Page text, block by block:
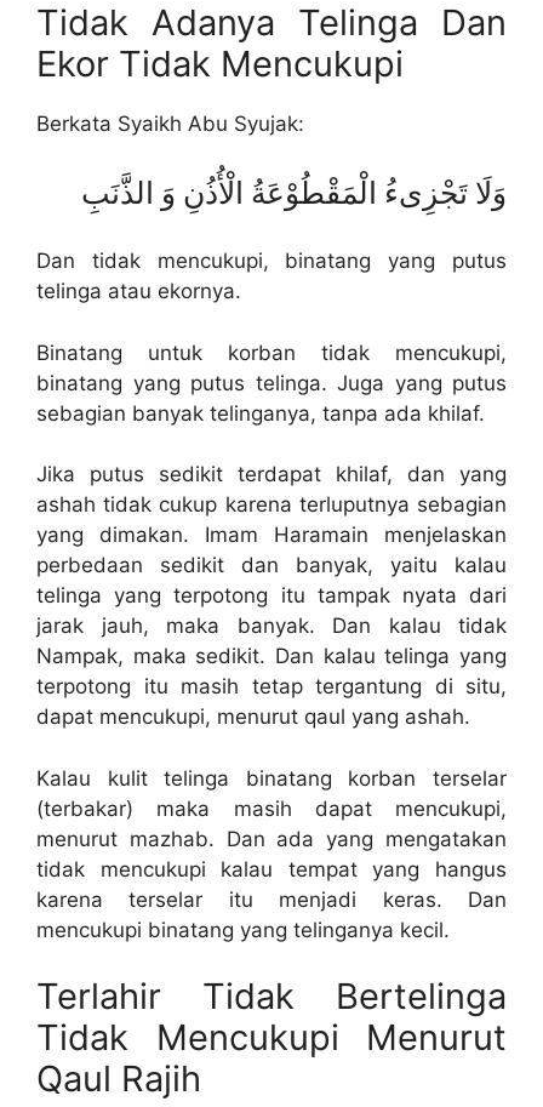
Tidak Adanya Telinga Dan
Ekor Tidak Mencukupi
Berkata Syaikh Abu Syujak:
وَلَا تَجْزِىءُ الْمَقْطُوْعَةُ الْأُذُنِ وَ الذَّنَبِ
Dan tidak mencukupi, binatang yang putus
telinga atau ekornya.
Binatang untuk korban tidak mencukupi,
binatang yang putus telinga. Juga yang putus
sebagian banyak telinganya, tanpa ada khilaf.
Jika putus sedikit terdapat khilaf, dan yang
ashah tidak cukup karena terluputnya sebagian
yang dimakan. Imam Haramain menjelaskan
perbedaan sedikit dan banyak, yaitu kalau
telinga yang terpotong itu tampak nyata dari
jarak jauh, maka banyak. Dan kalau tidak
Nampak, maka sedikit. Dan kalau telinga yang
terpotong itu masih tetap tergantung di situ,
dapat mencukupi, menurut qaul yang ashah.
Kalau kulit telinga binatang korban terselar
(terbakar) maka masih dapat mencukupi,
menurut mazhab. Dan ada yang mengatakan
tidak mencukupi kalau tempat yang hangus
karena terselar itu menjadi keras. Dan
mencukupi binatang yang telinganya kecil.
Terlahir Tidak Bertelinga
Tidak Mencukupi Menurut
Qaul Rajih